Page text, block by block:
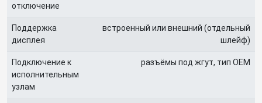
отключение
Поддержка
дисплея
встроенный или внешний (отдельный
шлейф)
Подключение к
исполнительным
узлам
разъёмы под жгут, тип OEM